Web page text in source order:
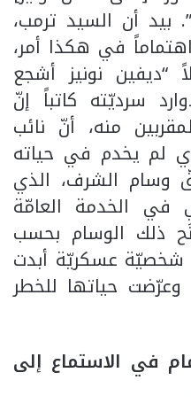
بيد أن السيد ترمب،
في هكذا أمر،
نونيز أشجع
سرديّته كاتباً إنّ
منه، أنّ نائب
لم يخدم في حياته
وسام الشرف، الذي
في الخدمة العامّة
ذلك الوسام بحسب
شخصيّة عسكريّة أبدت
وعرّضت حياتها للخطر
في الاستماع إلى